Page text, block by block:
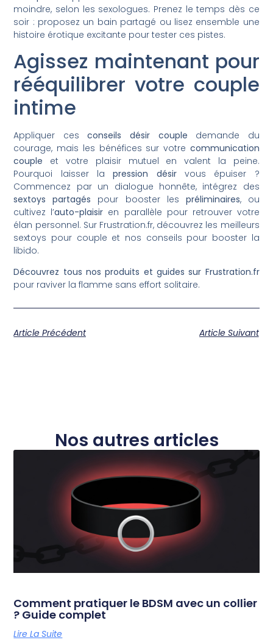
moindre, selon les sexologues. Prenez le temps dès ce
soir : proposez un bain partagé ou lisez ensemble une
histoire érotique excitante pour tester ces pistes.
Agissez maintenant pour
rééquilibrer votre couple
intime
Appliquer cesconseils désir couple demande du
courage, mais les bénéfices sur votre communication
couple et votre plaisir mutuel en valent la peine.
Pourquoi laisser lapression désirvous épuiser ?
Commencez par un dialogue honnête, intégrez des
sextoys partagés pour booster les préliminaires, ou
cultivez l’auto-plaisir en parallèle pour retrouver votre
élan personnel. Sur Frustration.fr, découvrez les meilleurs
sextoys pour couple et nos conseils pour booster la
libido.
Découvrez tous nos produits et guides sur Frustration.fr
pour raviver la flamme sans effort solitaire.
Article Précédent Article Suivant
Nos autres articles
Comment pratiquer le BDSM avec un collier
? Guide complet
Lire La Suite